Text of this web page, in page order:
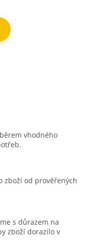
vhodného
zboží od prověřených
s důrazem na
zboží dorazilo v